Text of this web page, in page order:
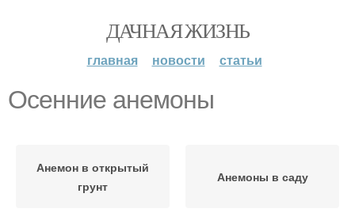
ДАЧНАЯ ЖИЗНЬ
главная новости статьи
Осенние анемоны
Анемон в открытый
грунт
Анемоны в саду